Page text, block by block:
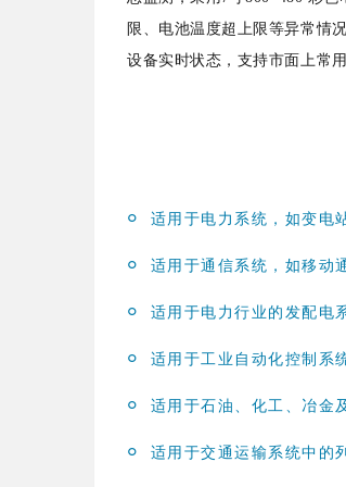
限、电池温度超上限等异常情
设备实时状态，支持市面上常
° 适用于电力系统，如变电
° 适用于通信系统，如移动
° 适用于电力行业的发配电
° 适用于工业自动化控制系
° 适用于石油、化工、冶金
° 适用于交通运输系统中的